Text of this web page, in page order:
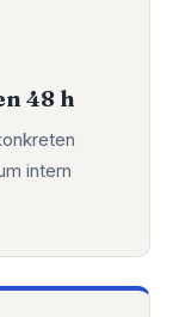
48 h
intern